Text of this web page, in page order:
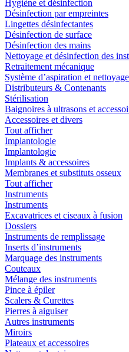
Hygiène et désinfection
Désinfection par empreintes
Lingettes désinfectantes
Désinfection de surface
Désinfection des mains
Nettoyage et désinfection des
Retraitement mécanique
Système d’aspiration et
Distributeurs & Contenants
Stérilisation
Baignoires à ultrasons et
Accessoires et divers
Tout afficher
Implantologie
Implantologie
Implants & accessoires
Membranes et substituts osseux
Tout afficher
Instruments
Instruments
Excavatrices et ciseaux à fusion
Dossiers
Instruments de remplissage
Inserts d’instruments
Marquage des instruments
Couteaux
Mélange des instruments
Pince à épiler
Scalers & Curettes
Pierres à aiguiser
Autres instruments
Miroirs
Plateaux et accessoires